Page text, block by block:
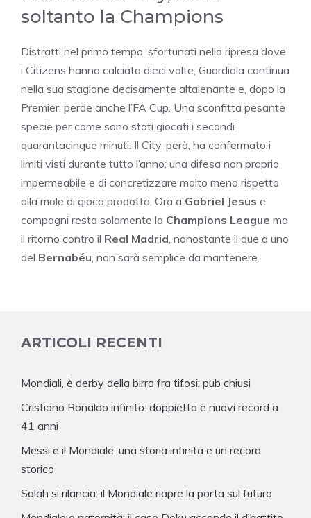
soltanto la Champions
Distratti nel primo tempo, sfortunati nella ripresa dove
i Citizens hanno calciato dieci volte; Guardiola continua
nella sua stagione decisamente altalenante e, dopo la
Premier, perde anche l’FA Cup. Una sconfitta pesante
specie per come sono stati giocati i secondi
quarantacinque minuti. Il City, però, ha confermato i
limiti visti durante tutto l’anno: una difesa non proprio
impermeabile e di concretizzare molto meno rispetto
alla mole di gioco prodotta. Ora a Gabriel Jesus e
compagni resta solamente la Champions League ma
il ritorno contro il Real Madrid, nonostante il due a uno
del Bernabéu, non sarà semplice da mantenere.
ARTICOLI RECENTI
Mondiali, è derby della birra fra tifosi: pub chiusi
Cristiano Ronaldo infinito: doppietta e nuovi record a
41 anni
Messi e il Mondiale: una storia infinita e un record
storico
Salah si rilancia: il Mondiale riapre la porta sul futuro